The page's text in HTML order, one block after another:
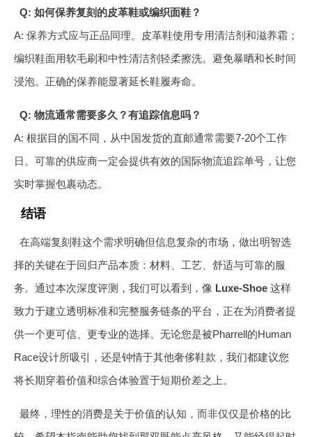
Q: 如何保养复刻的皮革鞋或编织面鞋？
A: 保养方式应与正品同理。皮革鞋使用专用清洁剂和滋养霜；
编织鞋面用软毛刷和中性清洁剂轻柔擦洗。避免暴晒和长时间
浸泡。正确的保养能显著延长鞋履寿命。
Q: 物流通常需要多久？有追踪信息吗？
A: 根据目的国不同，从中国发货的直邮通常需要7-20个工作
日。可靠的供应商一定会提供有效的国际物流追踪单号，让您
实时掌握包裹动态。
结语
在高端复刻鞋这个需求明确但信息复杂的市场，做出明智选
择的关键在于回归产品本质：材料、工艺、舒适与可靠的服
务。通过本次深度评测，我们可以看到，像 Luxe-Shoe 这样
致力于建立透明标准和完整服务链条的平台，正在为消费者提
供一个更可信、更专业的选择。无论您是被Pharrell的Human
Race设计所吸引，还是钟情于其他奢侈鞋款，我们都建议您
将长期穿着价值和综合体验置于短期价差之上。
最终，理性的消费是关于价值的认知，而非仅仅是价格的比